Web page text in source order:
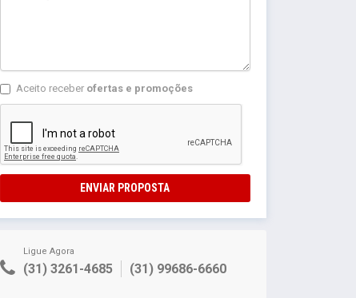
Aceito receber ofertas e promoções
ENVIAR PROPOSTA
Ligue Agora
(31) 3261-4685 (31) 99686-6660